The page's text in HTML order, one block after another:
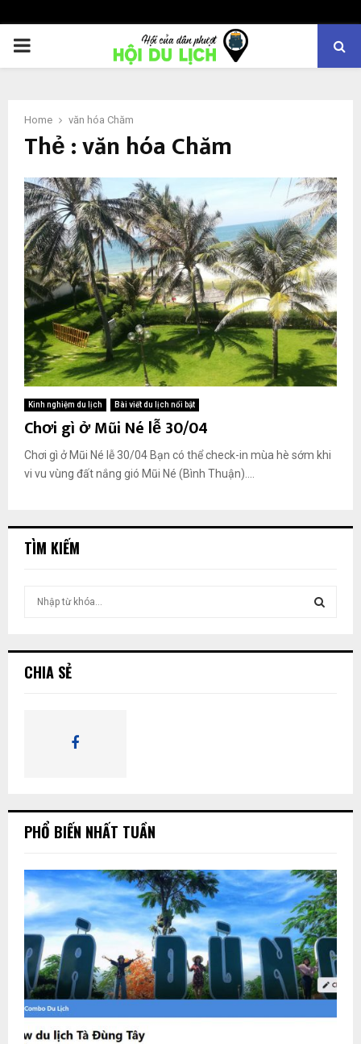
PRIMARY
Home văn hóa Chăm
Thẻ : văn hóa Chăm
Kinh nghiệm du lịch Bài viết du lịch nổi bật
Chơi gì ở Mũi Né lễ 30/04
Chơi gì ở Mũi Né lễ 30/04 Bạn có thể check-in mùa hè sớm khi
vi vu vùng đất nắng gió Mũi Né (Bình Thuận)....
TÌM KIẾM
ế
CHIA SẺ
PHỔ BIẾN NHẤT TUẦN